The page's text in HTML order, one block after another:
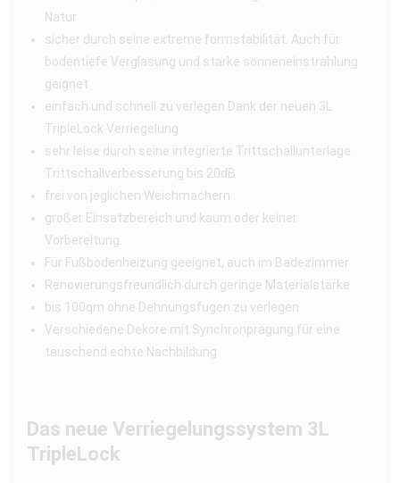
Natur
sicher durch seine extreme formstabilität. Auch für
bodentiefe Verglasung und starke sonneneinstrahlung
geignet
einfach und schnell zu verlegen Dank der neuen 3L
TripleLock Verriegelung
sehr leise durch seine integrierte Trittschallunterlage.
Trittschallverbesserung bis 20dB
frei von jeglichen Weichmachern
großer Einsatzbereich und kaum oder keiner
Vorbereitung.
Für Fußbodenheizung geeignet, auch im Badezimmer
Renovierungsfreundlich durch geringe Materialstärke
bis 100qm ohne Dehnungsfugen zu verlegen
Verschiedene Dekore mit Synchronprägung für eine
täuschend echte Nachbildung
Das neue Verriegelungssystem 3L
TripleLock